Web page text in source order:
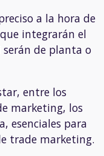
a la hora de
integrarán el
de planta o
entre los
marketing, los
, esenciales para
trade marketing.